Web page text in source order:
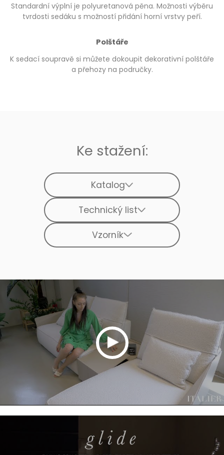
Standardní výplní je polyuretanová pěna. Možnosti výběru
tvrdosti sedáku s možností přidání horní vrstvy peří.
Polštáře
K sedací soupravě si můžete dokoupit dekorativní polštáře
a přehozy na područky.
Ke stažení:
Katalog
Technický list
Vzorník